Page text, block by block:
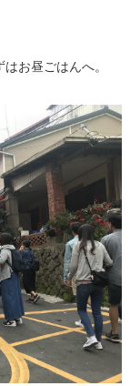
お昼ごはんへ。